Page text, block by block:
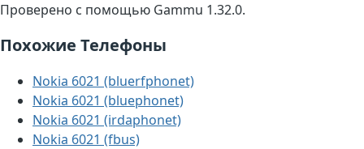
Проверено с помощью Gammu 1.32.0.
Похожие Телефоны
Nokia 6021 (bluerfphonet)
Nokia 6021 (bluephonet)
Nokia 6021 (irdaphonet)
Nokia 6021 (fbus)